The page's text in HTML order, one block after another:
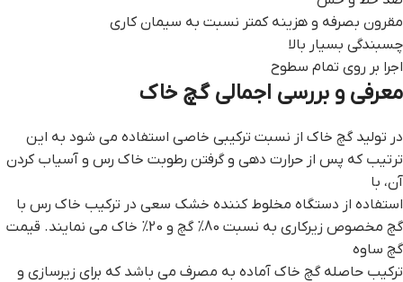
مقرون بصرفه و هزینه کمتر نسبت به سیمان کاری
چسبندگی بسیار بالا
اجرا بر روی تمام سطوح
معرفی و بررسی اجمالی گچ خاک
در تولید گچ خاک از نسبت ترکیبی خاصی استفاده می شود به این
ترتیب که پس از حرارت دهی و گرفتن رطوبت خاک رس و آسیاب کردن
آن، با
استفاده از دستگاه مخلوط کننده خشک سعی در ترکیب خاک رس با
گچ مخصوص زیرکاری به نسبت 80% گچ و 20% خاک می نمایند. قيمت
گچ ساوه
ترکیب حاصله گچ خاک آماده به مصرف می باشد که برای زیرسازی و